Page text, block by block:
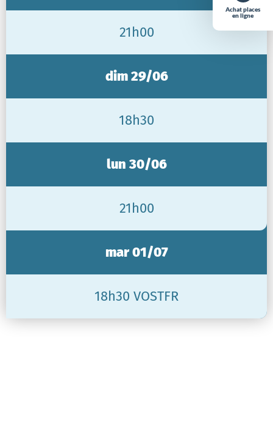
Achat places
en ligne
21h00
dim 29/06
18h30
lun 30/06
21h00
mar 01/07
18h30 VOSTFR